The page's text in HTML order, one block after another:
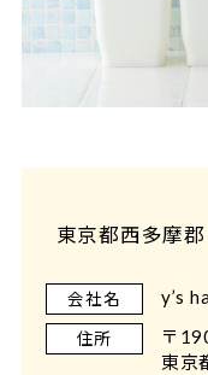
東京都西多摩
会社名 y’s
住所
〒
東京